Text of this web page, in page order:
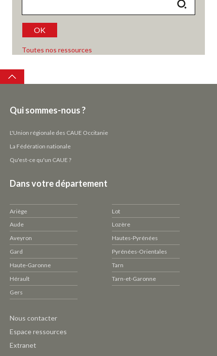
OK
Toutes nos ressources
Top
Qui sommes-nous ?
L'Union régionale des CAUE Occitanie
La Fédération nationale
Qu'est-ce qu'un CAUE ?
Dans votre département
Ariège
Aude
Aveyron
Gard
Haute-Garonne
Hérault
Gers
Lot
Lozère
Hautes-Pyrénées
Pyrénées-Orientales
Tarn
Tarn-et-Garonne
Pied
de
page
Nous contacter
Espace ressources
Extranet